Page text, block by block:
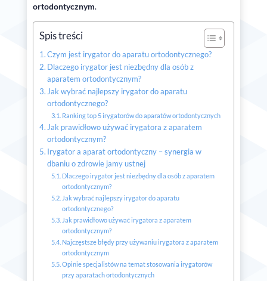
ortodontycznym.
Spis treści
Czym jest irygator do aparatu ortodontycznego?
Dlaczego irygator jest niezbędny dla osób z
aparatem ortodontycznym?
Jak wybrać najlepszy irygator do aparatu
ortodontycznego?
Ranking top 5 irygatorów do aparatów ortodontycznych
Jak prawidłowo używać irygatora z aparatem
ortodontycznym?
Irygator a aparat ortodontyczny – synergia w
dbaniu o zdrowie jamy ustnej
Dlaczego irygator jest niezbędny dla osób z aparatem
ortodontycznym?
Jak wybrać najlepszy irygator do aparatu
ortodontycznego?
Jak prawidłowo używać irygatora z aparatem
ortodontycznym?
Najczęstsze błędy przy używaniu irygatora z aparatem
ortodontycznym
Opinie specjalistów na temat stosowania irygatorów
przy aparatach ortodontycznych